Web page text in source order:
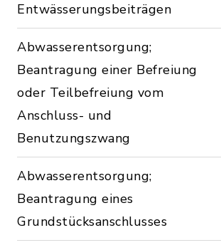
Entwässerungsbeiträgen
Abwasserentsorgung;
Beantragung einer Befreiung
oder Teilbefreiung vom
Anschluss- und
Benutzungszwang
Abwasserentsorgung;
Beantragung eines
Grundstücksanschlusses